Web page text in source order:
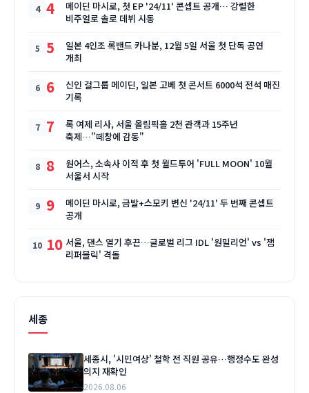
4
메이딘 마시로, 첫 EP '24/11' 콘셉트 공개… 강렬한
비주얼로 솔로 데뷔 시동
5
일본 4인조 록밴드 카나분, 12월 5일 서울 첫 단독 공연
개최
6
신인 걸그룹 메이딘, 일본 고베 첫 콘서트 6000석 전석 매진
기록
7
록 여제 리사, 서울 올림픽홀 2천 관객과 15주년
축제…"떼창에 감동"
8
원어스, 소속사 이적 후 첫 월드투어 'FULL MOON' 10월
서울서 시작
9
메이딘 마시로, 금발+스모키 변신 '24/11' 두 번째 콘셉트
공개
10 서울, 댄스 열기 후끈…글로벌 리그 IDL '원밀리언' vs '잼
리퍼블릭' 격돌
세종
세종시, '시민여상' 철학 전 직원 공유…행정수도 완성
의지 재확인
2026.08.06